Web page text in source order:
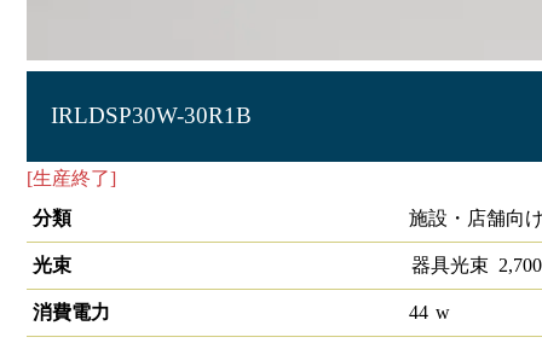
IRLDSP30W-30R1B
[生産終了]
分類
施設・店舗向
光束 器具光束 2,700
消費電力 44 w